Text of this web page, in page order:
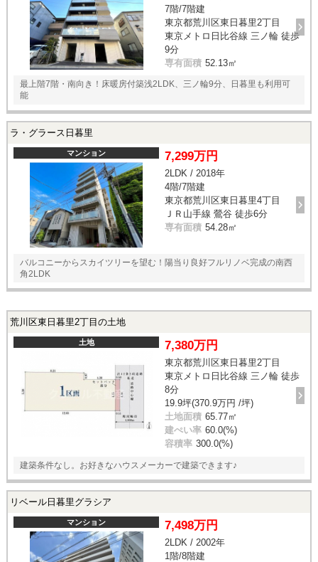
7階/7階建
東京都荒川区東日暮里2丁目
東京メトロ日比谷線 三ノ輪 徒歩
9分
専有面積 52.13㎡
最上階7階・南向き！床暖房付築浅2LDK、三ノ輪9分、日暮里も利用可
能
ラ・グラース日暮里
マンション 7,299万円
2LDK / 2018年
4階/7階建
東京都荒川区東日暮里4丁目
ＪＲ山手線 鶯谷 徒歩6分
専有面積 54.28㎡
バルコニーからスカイツリーを望む！陽当り良好フルリノベ完成の南西
角2LDK
荒川区東日暮里2丁目の土地
土地 7,380万円
東京都荒川区東日暮里2丁目
東京メトロ日比谷線 三ノ輪 徒歩
8分
19.9坪(370.9万円 /坪)
土地面積 65.77㎡
建ぺい率 60.0(%)
容積率 300.0(%)
建築条件なし。お好きなハウスメーカーで建築できます♪
リベール日暮里グラシア
マンション 7,498万円
2LDK / 2002年
1階/8階建